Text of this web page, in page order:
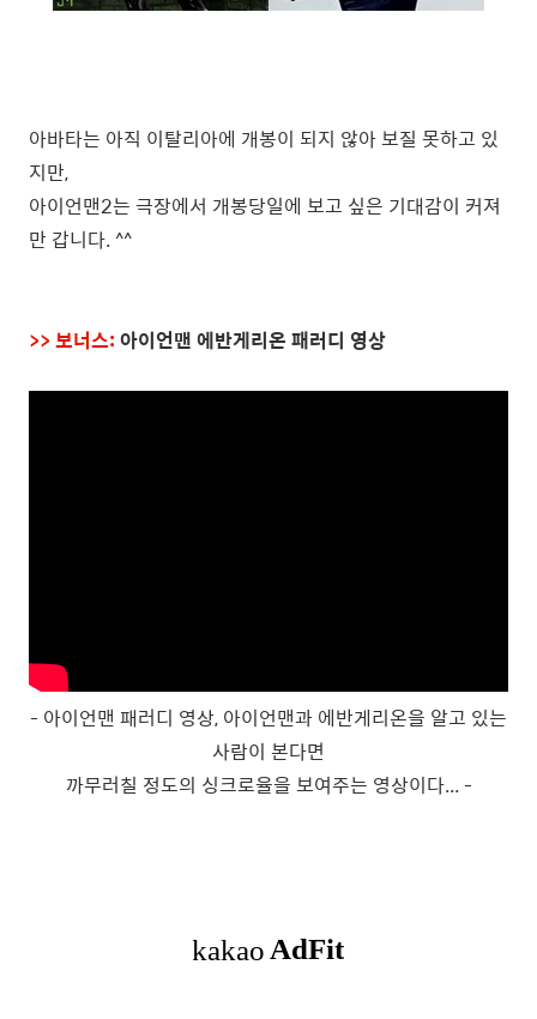
아바타는 아직 이탈리아에 개봉이 되지 않아 보질 못하고 있
지만,
아이언맨2는 극장에서 개봉당일에 보고 싶은 기대감이 커져
만 갑니다. ^^
>> 보너스: 아이언맨 에반게리온 패러디 영상
- 아이언맨 패러디 영상, 아이언맨과 에반게리온을 알고 있는
사람이 본다면
까무러칠 정도의 싱크로율을 보여주는 영상이다... -